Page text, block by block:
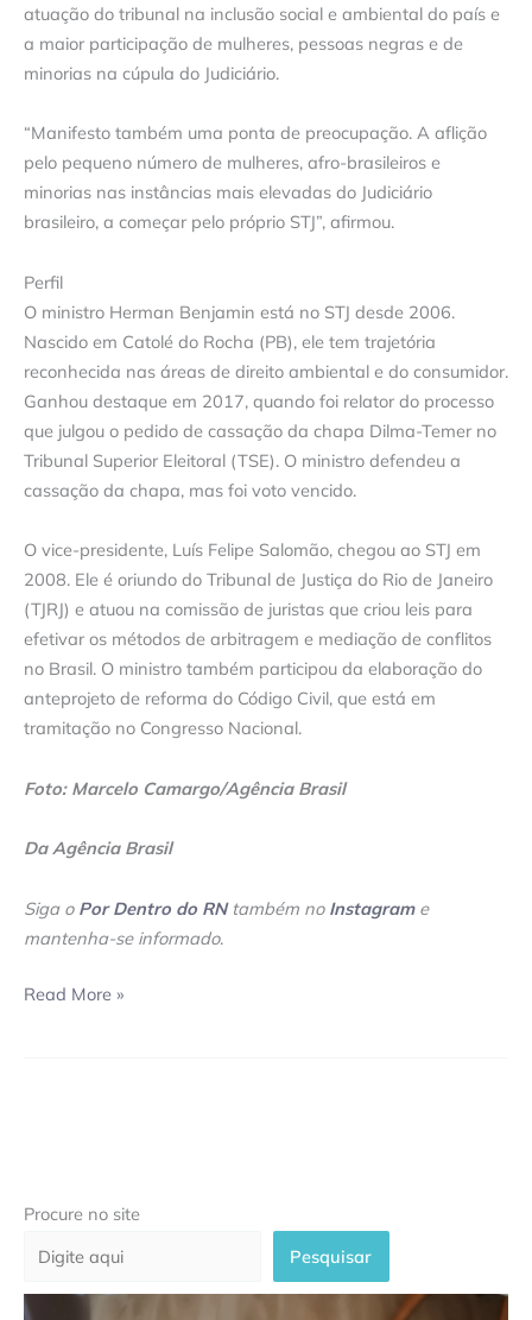
atuação do tribunal na inclusão social e ambiental do país e
a maior participação de mulheres, pessoas negras e de
minorias na cúpula do Judiciário.
“Manifesto também uma ponta de preocupação. A aflição
pelo pequeno número de mulheres, afro-brasileiros e
minorias nas instâncias mais elevadas do Judiciário
brasileiro, a começar pelo próprio STJ”, afirmou.
Perfil
O ministro Herman Benjamin está no STJ desde 2006.
Nascido em Catolé do Rocha (PB), ele tem trajetória
reconhecida nas áreas de direito ambiental e do consumidor.
Ganhou destaque em 2017, quando foi relator do processo
que julgou o pedido de cassação da chapa Dilma-Temer no
Tribunal Superior Eleitoral (TSE). O ministro defendeu a
cassação da chapa, mas foi voto vencido.
O vice-presidente, Luís Felipe Salomão, chegou ao STJ em
2008. Ele é oriundo do Tribunal de Justiça do Rio de Janeiro
(TJRJ) e atuou na comissão de juristas que criou leis para
efetivar os métodos de arbitragem e mediação de conflitos
no Brasil. O ministro também participou da elaboração do
anteprojeto de reforma do Código Civil, que está em
tramitação no Congresso Nacional.
Foto: Marcelo Camargo/Agência Brasil
Da Agência Brasil
Siga o Por Dentro do RNtambém no Instagrame
mantenha-se informado.
Read More »
Procure no site
Pesquisar